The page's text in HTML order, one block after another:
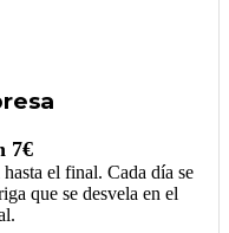
7€
el final. Cada día se
que se desvela en el